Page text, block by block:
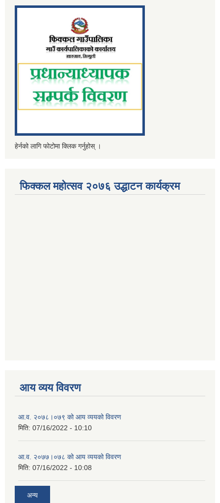
हेर्नको लागि फोटोमा क्लिक गर्नुहोस् ।
फिक्कल महोत्सव २०७६ उद्धाटन कार्यक्रम
आय व्यय विवरण
आ.व. २०७८।०७९ को आय व्ययको विवरण
मिति: 07/16/2022 - 10:10
आ.व. २०७७।०७८ को आय व्ययको विवरण
मिति: 07/16/2022 - 10:08
अन्य